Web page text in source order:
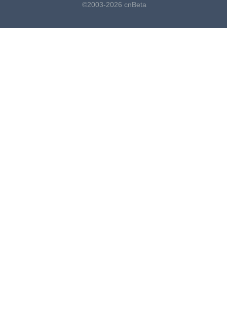
©2003-2026 cnBeta